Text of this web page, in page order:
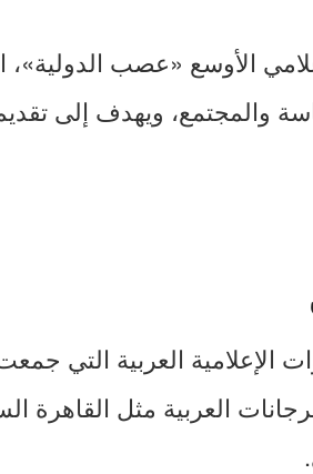
الأوسع «عصب
والمجتمع، ويهدف إلى
العربية التي
العربية مثل القاهرة